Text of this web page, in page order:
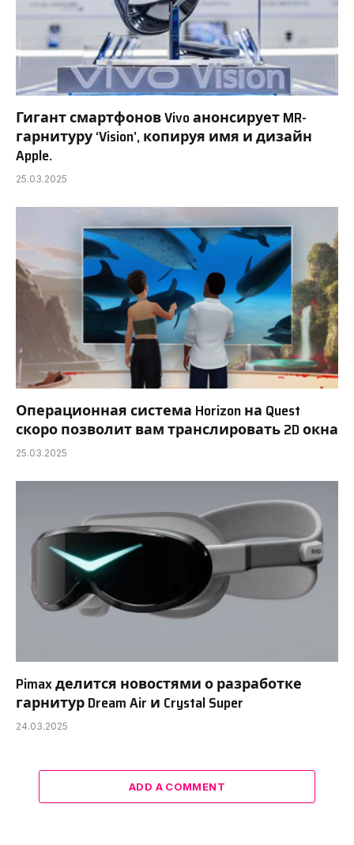
Гигант смартфонов Vivo анонсирует MR-
гарнитуру ‘Vision’, копируя имя и дизайн
Apple.
25.03.2025
Операционная система Horizon на Quest
скоро позволит вам транслировать 2D окна
25.03.2025
Pimax делится новостями о разработке
гарнитур Dream Air и Crystal Super
24.03.2025
ADD A COMMENT